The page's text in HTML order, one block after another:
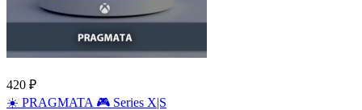
420 ₽
☀️ PRAGMATA 🎮 Series X|S